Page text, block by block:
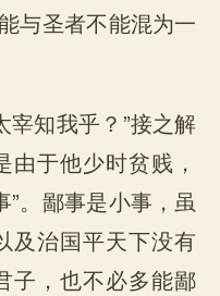
与圣者不能混为一
宰知我乎？”接之解
于他少时贫贱，
”。鄙事是小事，虽
及治国平天下没有
子，也不必多能鄙